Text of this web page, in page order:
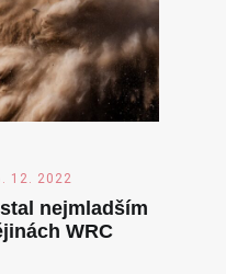
12. 2022
nejmladším
WRC